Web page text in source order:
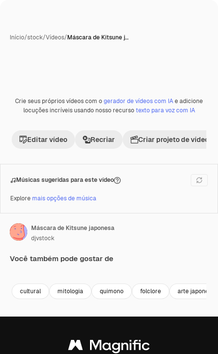
Início/stock/Vídeos/Máscara de Kitsune j…
Premium
Crie seus próprios vídeos com ogerador de vídeos com IAe adicione
locuções incríveis usando nosso recursotexto para voz com IA
Editar vídeo Recriar Criar projeto de vídeo
Músicas sugeridas para este vídeo
Explore mais opções de música
Máscara de Kitsune japonesa
djvstock
Você também pode gostar de
cultural mitologia quimono folclore arte japonesa